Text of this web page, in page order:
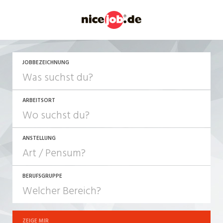
JOBBEZEICHNUNG
ARBEITSORT
ANSTELLUNG
JOB-TYP
Festanstellung
BERUFSGRUPPE
ZEIGE MIR